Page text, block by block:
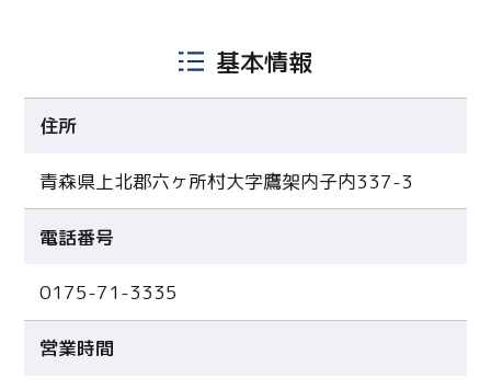
基本情報
住所
青森県上北郡六ヶ所村大字鷹架内子内337-3
電話番号
0175-71-3335
営業時間